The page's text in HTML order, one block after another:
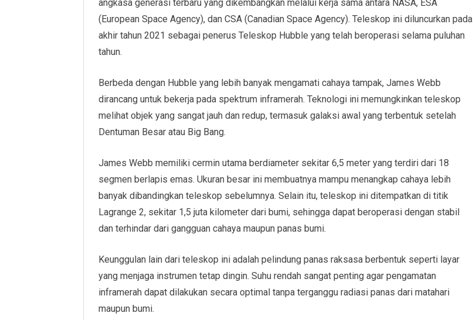
angkasa generasi terbaru yang dikembangkan melalui kerja sama antara NASA, ESA
(European Space Agency), dan CSA (Canadian Space Agency). Teleskop ini diluncurkan pada
akhir tahun 2021 sebagai penerus Teleskop Hubble yang telah beroperasi selama puluhan
tahun.
Berbeda dengan Hubble yang lebih banyak mengamati cahaya tampak, James Webb
dirancang untuk bekerja pada spektrum inframerah. Teknologi ini memungkinkan teleskop
melihat objek yang sangat jauh dan redup, termasuk galaksi awal yang terbentuk setelah
Dentuman Besar atau Big Bang.
James Webb memiliki cermin utama berdiameter sekitar 6,5 meter yang terdiri dari 18
segmen berlapis emas. Ukuran besar ini membuatnya mampu menangkap cahaya lebih
banyak dibandingkan teleskop sebelumnya. Selain itu, teleskop ini ditempatkan di titik
Lagrange 2, sekitar 1,5 juta kilometer dari bumi, sehingga dapat beroperasi dengan stabil
dan terhindar dari gangguan cahaya maupun panas bumi.
Keunggulan lain dari teleskop ini adalah pelindung panas raksasa berbentuk seperti layar
yang menjaga instrumen tetap dingin. Suhu rendah sangat penting agar pengamatan
inframerah dapat dilakukan secara optimal tanpa terganggu radiasi panas dari matahari
maupun bumi.